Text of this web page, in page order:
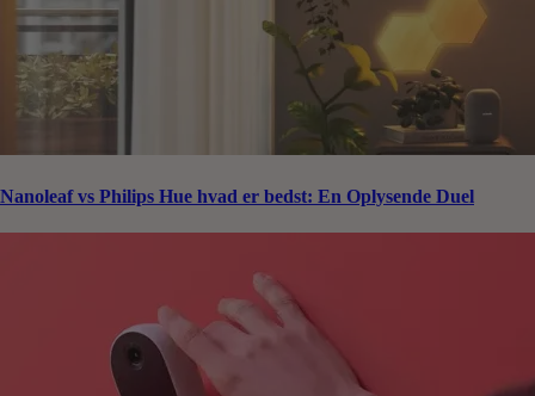
Nanoleaf vs Philips Hue hvad er bedst: En Oplysende Duel